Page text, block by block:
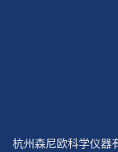
杭州森尼欧科学仪器